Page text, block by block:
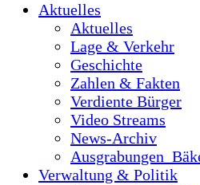
Aktuelles
Aktuelles
Lage & Verkehr
Geschichte
Zahlen & Fakten
Verdiente Bürger
Video Streams
News-Archiv
Verwaltung & Politik